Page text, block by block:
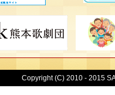
Copyright (C) 2010 - 2015